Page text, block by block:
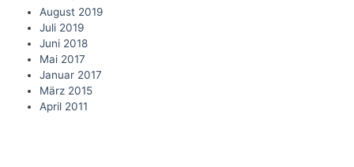
August 2019
Juli 2019
Juni 2018
Mai 2017
Januar 2017
März 2015
April 2011